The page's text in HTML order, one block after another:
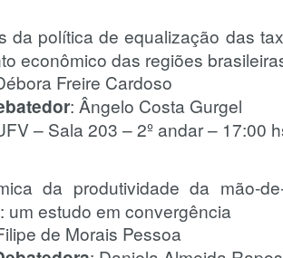
da política de equalização das
econômico das regiões
Freire Cardoso
: Ângelo Costa Gurgel
– Sala 203 – 2º andar – 17:00
da produtividade da mão-
um estudo em convergência
de Morais Pessoa